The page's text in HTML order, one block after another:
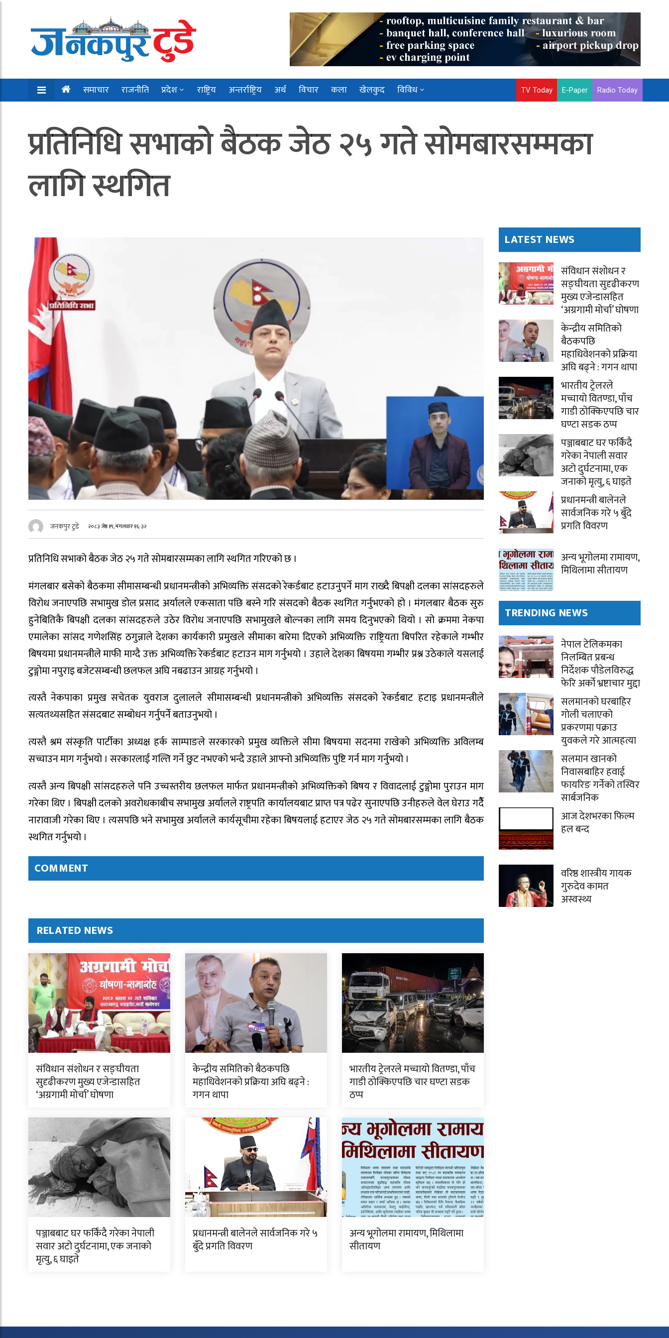
समाचार राजनीति प्रदेश राष्ट्रिय अन्तर्राष्ट्रिय अर्थ विचार कला खेलकुद विविध TV Today E-Paper Radio Today
प्रतिनिधि सभाको बैठक जेठ २५ गते सोमबारसम्मका
लागि स्थगित
जनकपुर टुडे २०८३ जेष्ठ १९, मंगलवार १६:३२
प्रतिनिधि सभाको बैठक जेठ २५ गते सोमबारसम्मका लागि स्थगित गरिएको छ ।
मंगलबार बसेको बैठकमा सीमासम्बन्धी प्रधानमन्त्रीको अभिव्यक्ति संसदको रेकर्डबाट हटाउनुपर्ने माग राख्दै बिपक्षी दलका सांसदहरुले
विरोध जनाएपछि सभामुख डोल प्रसाद अर्यालले एकसाता पछि बस्ने गरि संसदको बैठक स्थगित गर्नुभएको हो । मंगलबार बैठक सुरु
हुनेबितिकै बिपक्षी दलका सांसदहरुले उठेर विरोध जनाएपछि सभामुखले बोल्नका लागि समय दिनुभएको थियो । सो क्रममा नेकपा
एमालेका सांसद गणेशसिंह ठगुन्नाले देशका कार्यकारी प्रमुखले सीमाका बारेमा दिएको अभिव्यक्ति राष्ट्रियता बिपरित रहेकाले गम्भीर
बिषयमा प्रधानमन्त्रीले माफी माग्दै उक्त अभिव्यक्ति रेकर्डबाट हटाउन माग गर्नुभयो । उहाले देशका बिषयमा गम्भीर प्रश्न उठेकाले यसलाई
टुङ्गोमा नपुराइ बजेटसम्बन्धी छलफल अघि नबढाउन आग्रह गर्नुभयो ।
त्यस्तै नेकपाका प्रमुख सचेतक युवराज दुलालले सीमासम्बन्धी प्रधानमन्त्रीको अभिव्यक्ति संसदको रेकर्डबाट हटाइ प्रधानमन्त्रीले
सत्यतथ्यसहित संसदबाट सम्बोधन गर्नुपर्ने बताउनुभयो ।
त्यस्तै श्रम संस्कृति पार्टीका अध्यक्ष हर्क साम्पाङले सरकारको प्रमुख व्यक्तिले सीमा बिषयमा सदनमा राखेको अभिव्यक्ति अविलम्ब
सच्चाउन माग गर्नुभयो । सरकारलाई गल्ति गर्ने छुट नभएको भन्दै उहाले आफ्नो अभिव्यक्ति पुष्टि गर्न माग गर्नुभयो ।
त्यस्तै अन्य बिपक्षी सांसदहरुले पनि उच्चस्तरीय छलफल मार्फत प्रधानमन्त्रीको अभिव्यक्तिको बिषय र विवादलाई टुङ्गोमा पुराउन माग
गरेका थिए । बिपक्षी दलको अवरोधकाबीच सभामुख अर्यालले राष्ट्रपति कार्यालयबाट प्राप्त पत्र पढेर सुनाएपछि उनीहरुले वेल घेराउ गर्दैै
नारावाजी गरेका थिए । त्यसपछि भने सभामुख अर्यालले कार्यसूचीमा रहेका बिषयलाई हटाएर जेठ २५ गते सोमबारसम्मका लागि बैठक
स्थगित गर्नुभयो ।
COMMENT
RELATED NEWS
संविधान संशोधन र सङ्घीयता
सुदृढीकरण मुख्य एजेन्डासहित
‘अग्रगामी मोर्चा’ घोषणा
केन्द्रीय समितिको बैठकपछि
महाधिवेशनको प्रक्रिया अघि बढ्ने :
गगन थापा
भारतीय ट्रेलरले मच्चायो वितण्डा, पाँच
गाडी ठोक्किएपछि चार घण्टा सडक
ठप्प
पञ्जाबबाट घर फर्किंदै गरेका नेपाली
सवार अटो दुर्घटनामा, एक जनाको
मृत्यु, ६ घाइते
प्रधानमन्त्री बालेनले सार्वजनिक गरे ५
बुँदे प्रगति विवरण
अन्य भूगोलमा रामायण, मिथिलामा
सीतायण
LATEST NEWS
संविधान संशोधन र
सङ्घीयता सुदृढीकरण
मुख्य एजेन्डासहित
‘अग्रगामी मोर्चा’ घोषणा
केन्द्रीय समितिको
बैठकपछि
महाधिवेशनको प्रक्रिया
अघि बढ्ने : गगन थापा
भारतीय ट्रेलरले
मच्चायो वितण्डा, पाँच
गाडी ठोक्किएपछि चार
घण्टा सडक ठप्प
पञ्जाबबाट घर फर्किंदै
गरेका नेपाली सवार
अटो दुर्घटनामा, एक
जनाको मृत्यु, ६ घाइते
प्रधानमन्त्री बालेनले
सार्वजनिक गरे ५ बुँदे
प्रगति विवरण
अन्य भूगोलमा रामायण,
मिथिलामा सीतायण
TRENDING NEWS
नेपाल टेलिकमका
निलम्बित प्रबन्ध
निर्देशक पौडेलविरुद्ध
फेरि अर्को भ्रष्टाचार मुद्दा
सलमानको घरबाहिर
गोली चलाएको
प्रकरणमा पक्राउ
युवकले गरे आत्महत्या
सलमान खानको
निवासबाहिर हवाई
फायरिङ गर्नेको तस्विर
सार्बजनिक
आज देशभरका फिल्म
हल बन्द
वरिष्ठ शास्त्रीय गायक
गुरुदेव कामत
अस्वस्थ्य